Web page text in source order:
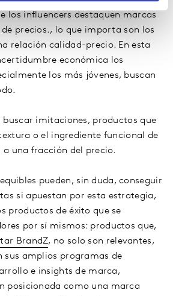
los influencers destaquen marcas
precios., lo que importa son los
relación calidad-precio. En esta
económica los
los más jóvenes, buscan
buscar imitaciones, productos que
o el ingrediente funcional de
a una fracción del precio.
pueden, sin duda, conseguir
si apuestan por esta estrategia,
productos de éxito que se
por sí mismos: productos que,
BrandZ, no solo son relevantes,
sus amplios programas de
e insights de marca,
posicionada como una marca